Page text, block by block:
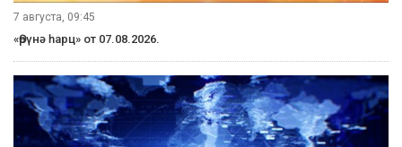
7 августа, 09:45
«Өрүнә һарц» от 07.08.2026.